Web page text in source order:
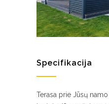
Specifikacija
Terasa prie Jūsų